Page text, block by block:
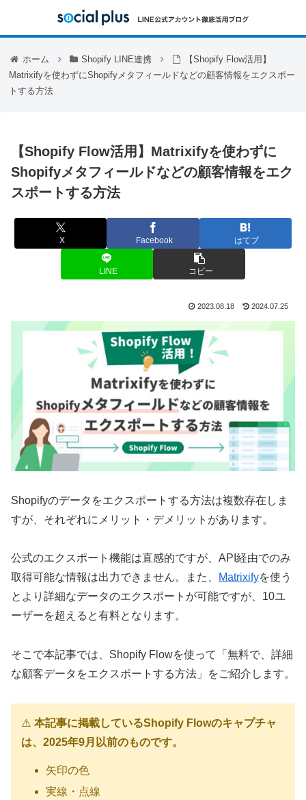
ホーム Shopify LINE連携
【Shopify Flow活用】
Matrixifyを使わずにShopifyメタフィールドなどの顧客情報をエクスポー
トする方法
【Shopify Flow活用】Matrixifyを使わずに
Shopifyメタフィールドなどの顧客情報をエク
スポートする方法
X Facebook はてブ
LINE コピー
2023.08.18 2024.07.25
Shopifyのデータをエクスポートする方法は複数存在しま
すが、それぞれにメリット・デメリットがあります。
公式のエクスポート機能は直感的ですが、API経由でのみ
取得可能な情報は出力できません。また、
Matrixifyを使う
とより詳細なデータのエクスポートが可能ですが、10ユ
ーザーを超えると有料となります。
そこで本記事では、Shopify Flowを使って「無料で、詳細
な顧客データをエクスポートする方法」をご紹介します。
⚠️ 本記事に掲載しているShopify Flowのキャプチャ
は、2025年9月以前のものです。
矢印の色
実線・点線